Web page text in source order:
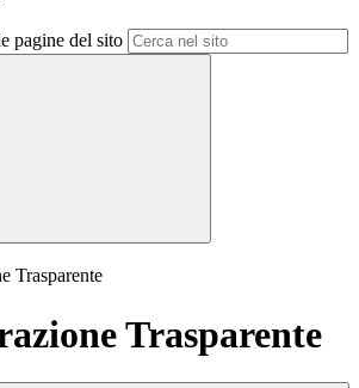
pagine del sito
Trasparente
Trasparente